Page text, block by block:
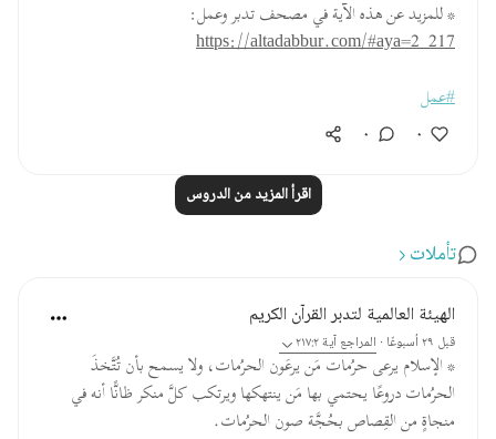
* للمزيد عن هذه الآية في مصحف تدبر وعمل:
https://altadabbur.com/#aya=2_217
#عمل
٠
٠
اقرأ المزيد من الدروس
تأملات
الهيئة العالمية لتدبر القرآن الكريم
قبل ٢٩ أسبوعًا · المراجعآية ٢١٧:٢
* الإسلام يرعى حرُمات مَن يرعَون الحرُمات، ولا يسمح بأن تُتَّخذَ
الحرُمات دروعًا يحتمي بها مَن ينتهكها ويرتكب كلَّ منكر ظانًّا أنه في
منجاةٍ من القِصاص بحُجَّة صون الحرُمات.